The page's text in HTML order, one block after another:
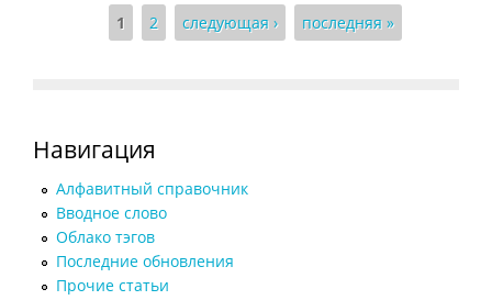
Страницы
1 2 следующая › последняя »
Навигация
Алфавитный справочник
Вводное слово
Облако тэгов
Последние обновления
Прочие статьи